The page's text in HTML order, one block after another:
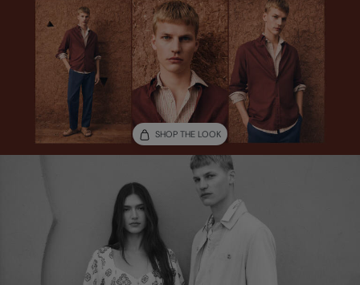
SHOP THE LOOK